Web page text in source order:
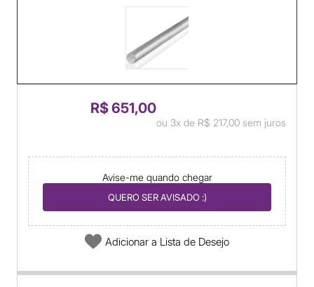
R$ 651,00
ou 3x de R$ 217,00sem juros
Avise-me quando chegar
QUERO SER AVISADO :)
Adicionar a Lista de Desejo